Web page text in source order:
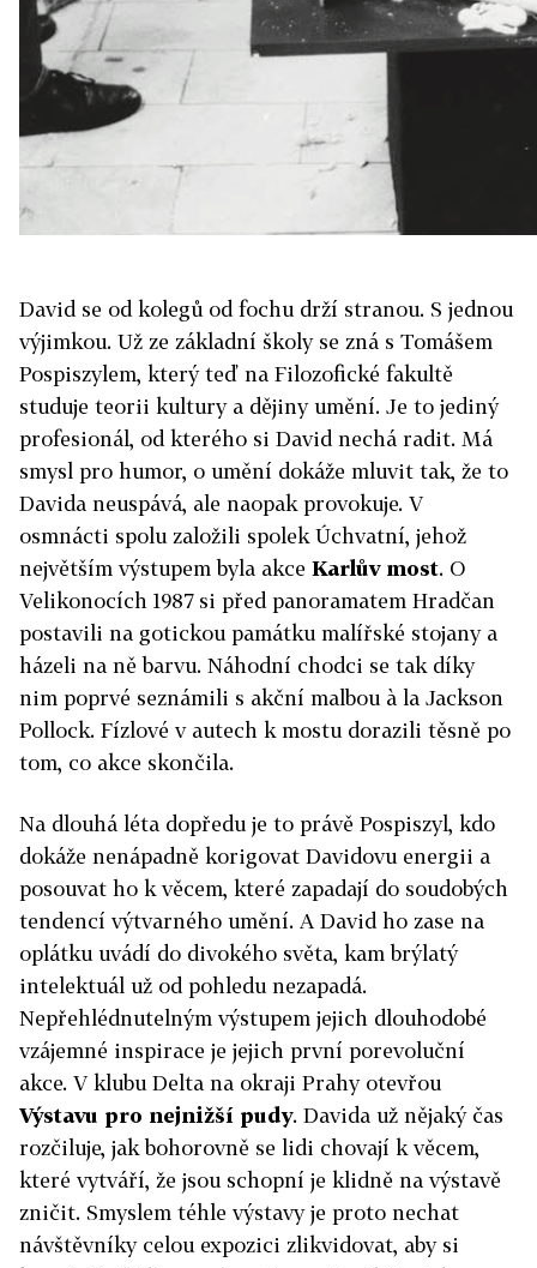
David se od kolegů od fochu drží stranou. S jednou
výjimkou. Už ze základní školy se zná s Tomášem
Pospiszylem, který teď na Filozofické fakultě
studuje teorii kultury a dějiny umění. Je to jediný
profesionál, od kterého si David nechá radit. Má
smysl pro humor, o umění dokáže mluvit tak, že to
Davida neuspává, ale naopak provokuje. V
osmnácti spolu založili spolek Úchvatní, jehož
největším výstupem byla akce Karlův most. O
Velikonocích 1987 si před panoramatem Hradčan
postavili na gotickou památku malířské stojany a
házeli na ně barvu. Náhodní chodci se tak díky
nim poprvé seznámili s akční malbou à la Jackson
Pollock. Fízlové v autech k mostu dorazili těsně po
tom, co akce skončila.
Na dlouhá léta dopředu je to právě Pospiszyl, kdo
dokáže nenápadně korigovat Davidovu energii a
posouvat ho k věcem, které zapadají do soudobých
tendencí výtvarného umění. A David ho zase na
oplátku uvádí do divokého světa, kam brýlatý
intelektuál už od pohledu nezapadá.
Nepřehlédnutelným výstupem jejich dlouhodobé
vzájemné inspirace je jejich první porevoluční
akce. V klubu Delta na okraji Prahy otevřou
Výstavu pro nejnižší pudy. Davida už nějaký čas
rozčiluje, jak bohorovně se lidi chovají k věcem,
které vytváří, že jsou schopní je klidně na výstavě
zničit. Smyslem téhle výstavy je proto nechat
návštěvníky celou expozici zlikvidovat, aby si